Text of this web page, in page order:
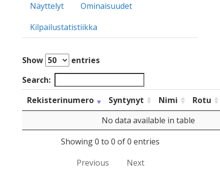
Näyttelyt
Ominaisuudet
Kilpailustatistiikka
Show
entries
Search:
Rekisterinumero
Syntynyt Nimi
Rotu
No data available in table
Showing 0 to 0 of 0 entries
Previous
Next